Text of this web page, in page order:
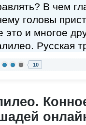
В чем
головы
это и многое
Русская
10